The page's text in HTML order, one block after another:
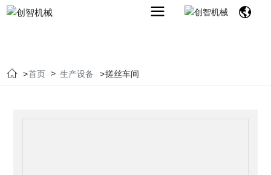
首页 生产设备 搓丝车间